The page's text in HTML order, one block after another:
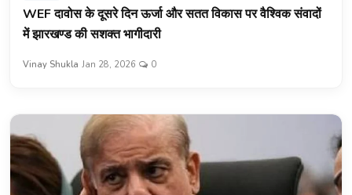
WEF दावोस के दूसरे दिन ऊर्जा और सतत विकास पर वैश्विक संवादों
में झारखण्ड की सशक्त भागीदारी
Vinay Shukla Jan 28, 2026 0